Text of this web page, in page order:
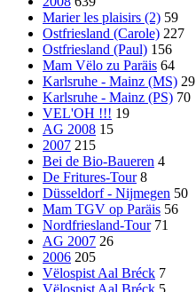
Marier les plaisirs (2) 59
Ostfriesland (Carole) 227
Ostfriesland (Paul) 156
Mam Vëlo zu Paräis 64
Karlsruhe - Mainz (MS) 29
Karlsruhe - Mainz (PS) 70
VEL'OH !!! 19
AG 2008 15
2007 215
Bei de Bio-Baueren 4
De Fritures-Tour 8
Düsseldorf - Nijmegen 50
Mam TGV op Paräis 56
Nordfriesland-Tour 71
AG 2007 26
2006 205
Vëlospist Aal Bréck 7